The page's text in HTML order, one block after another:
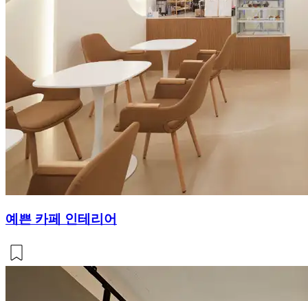
예쁜 카페 인테리어